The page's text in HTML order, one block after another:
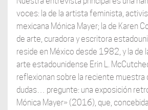
voces: la de la artista feminista,
mexicana Mónica Mayer; la de Karen
de arte, curadora y escritora
reside en México desde 1982, y la de
arte estadounidense Erin L.
reflexionan sobre la reciente muestra
dudas… pregunte: una exposición
Mónica Mayer» (2016), que,